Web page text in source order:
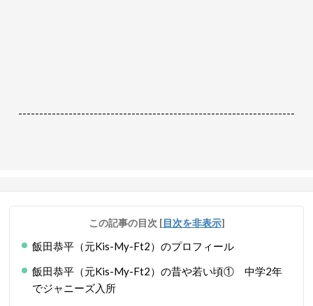
------------------------------------------------------------------
この記事の目次 [目次を非表示]
飯田恭平（元Kis-My-Ft2）のプロフィール
飯田恭平（元Kis-My-Ft2）の昔や若い頃① 中学2年
でジャニーズ入所